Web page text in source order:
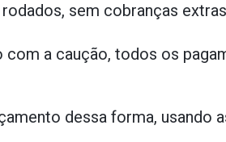
sem cobranças
com a caução, todos os
dessa forma, usando